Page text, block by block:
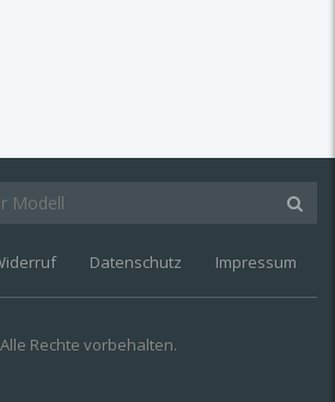
Datenschutz Impressum
Rechte vorbehalten.